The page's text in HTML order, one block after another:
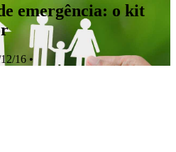
emergência: o kit
16 •